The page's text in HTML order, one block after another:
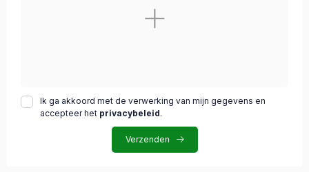
Ik ga akkoord met de verwerking van mijn gegevens en
accepteer het privacybeleid.
Verzenden